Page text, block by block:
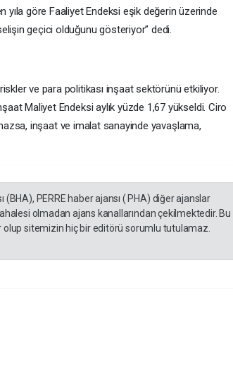
yıla göre Faaliyet Endeksi eşik değerin üzerinde
geçici olduğunu gösteriyor” dedi.
ve para politikası inşaat sektörünü etkiliyor.
Maliyet Endeksi aylık yüzde 1,67 yükseldi. Ciro
inşaat ve imalat sanayinde yavaşlama,
PERRE haber ajansı ( PHA) diğer ajanslar
olmadan ajans kanallarından çekilmektedir. Bu
sitemizin hiç bir editörü sorumlu tutulamaz.